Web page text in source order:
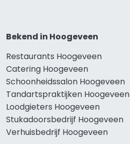
Bekend in Hoogeveen
Restaurants Hoogeveen
Catering Hoogeveen
Schoonheidssalon Hoogeveen
Tandartspraktijken Hoogeveen
Loodgieters Hoogeveen
Stukadoorsbedrijf Hoogeveen
Verhuisbedrijf Hoogeveen